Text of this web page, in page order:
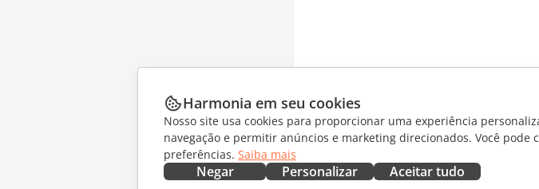
Harmonia em seu cookies
Nosso site usa cookies para proporcionar uma experiência
navegação e permitir anúncios e marketing direcionados. Você
preferências. Saiba mais
Negar Personalizar Aceitar tudo